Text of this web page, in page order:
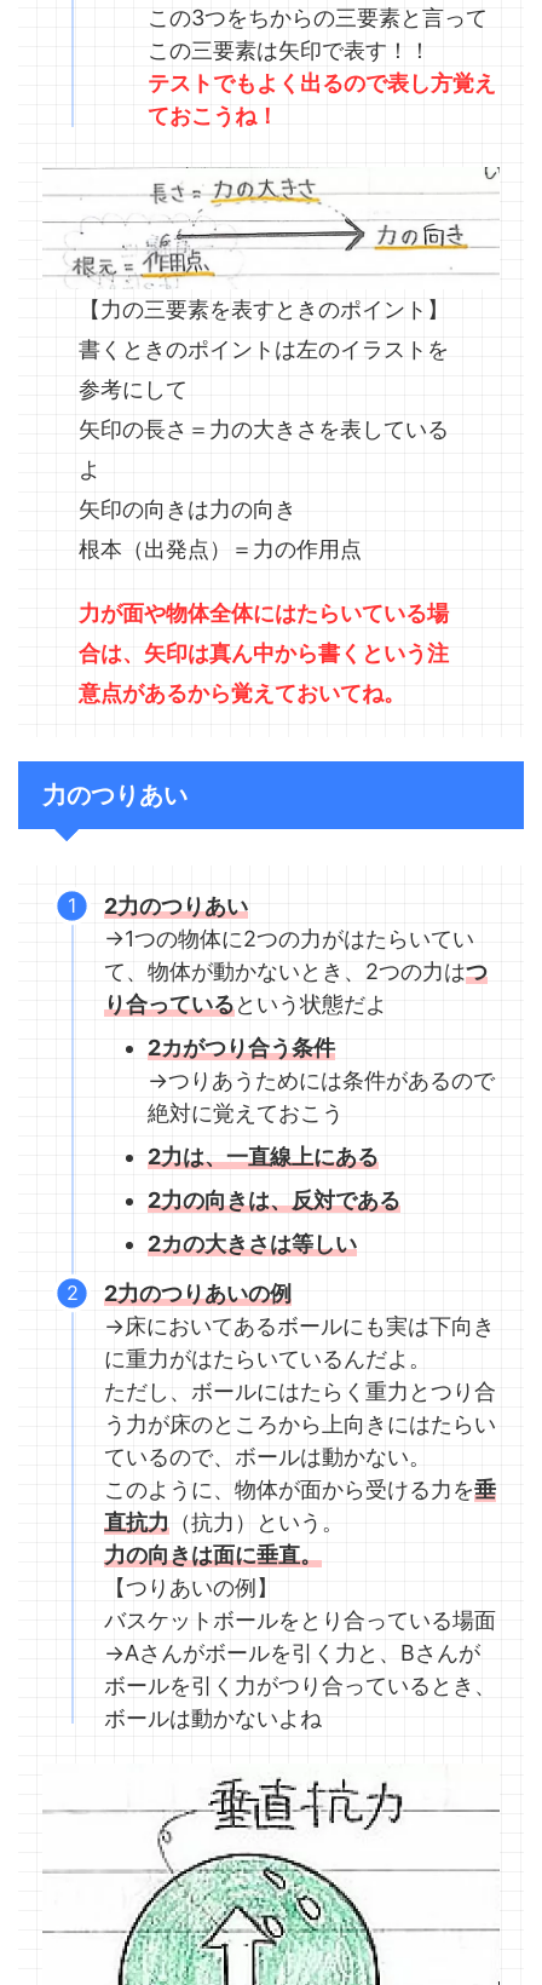
この3つをちからの三要素と言って
この三要素は矢印で表す！！
テストでもよく出るので表し方覚え
ておこうね！
【力の三要素を表すときのポイント】
書くときのポイントは左のイラストを
参考にして
矢印の長さ＝力の大きさを表している
よ
矢印の向きは力の向き
根本（出発点）＝力の作用点
力が面や物体全体にはたらいている場
合は、矢印は真ん中から書くという注
意点があるから覚えておいてね。
力のつりあい
2力のつりあい
→1つの物体に2つの力がはたらいてい
て、物体が動かないとき、2つの力はつ
り合っているという状態だよ
2カがつり合う条件
→つりあうためには条件があるので
絶対に覚えておこう
2力は、一直線上にある
2力の向きは、反対である
2カの大きさは等しい
2力のつりあいの例
→床においてあるボールにも実は下向き
に重力がはたらいているんだよ。
ただし、ボールにはたらく重力とつり合
う力が床のところから上向きにはたらい
ているので、ボールは動かない。
このように、物体が面から受ける力を垂
直抗力 （抗力）という。
力の向きは面に垂直。
【つりあいの例】
バスケットボールをとり合っている場面
→Aさんがボールを引く力と、Bさんが
ボールを引く力がつり合っているとき、
ボールは動かないよね